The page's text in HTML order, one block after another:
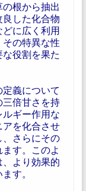
根から抽出
した化合物
に広く利用
の特異な性
役割を果た
義について
倍甘さを持
ギー作用な
アを化合させ
、さらにその
す。このよ
より効果的
す。